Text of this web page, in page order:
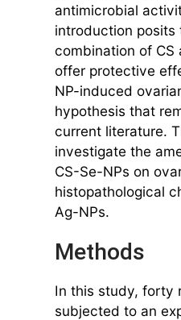
antimicrobial
introduction posits
combination of CS
offer protective
NP-induced
hypothesis that
current literature.
investigate the
CS-Se-NPs on
histopathological
Ag-NPs.
Methods
In this study, forty
subjected to an